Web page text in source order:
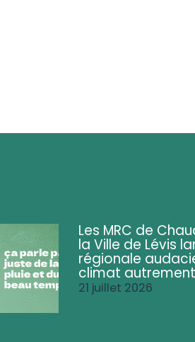
Les MRC de
la Ville de Lévis
régionale
climat autrement
21 juillet 2026